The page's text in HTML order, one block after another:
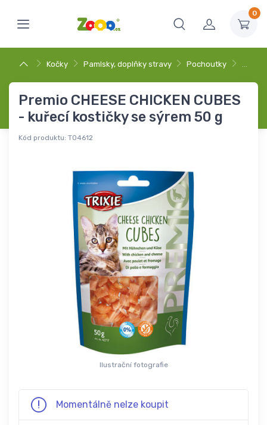
0
Kočky Pamlsky, doplňky stravy Pochoutky …
Premio CHEESE CHICKEN CUBES
- kuřecí kostičky se sýrem 50 g
Kód produktu: T04612
Ilustrační fotografie
Momentálně nelze koupit